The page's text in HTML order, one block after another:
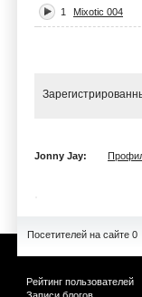
1 Mixotic 004
Jonny Jay:
Посетителей на сайте 0
Рейтинг пользователей